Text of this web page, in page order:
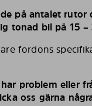
på antalet
tonad bil på 15 –
fordons
problem eller
oss gärna